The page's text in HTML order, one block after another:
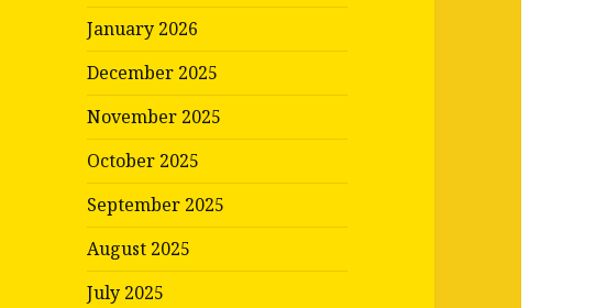
January 2026
December 2025
November 2025
October 2025
September 2025
August 2025
July 2025